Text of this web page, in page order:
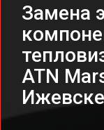
Замена
ATN
Ижевске